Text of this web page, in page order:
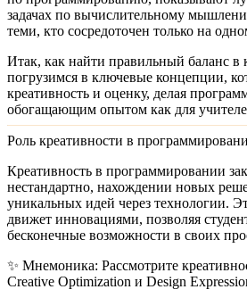
задачах по вычислительному
теми, кто сосредоточен только на
Итак, как найти правильный баланс в
погрузимся в ключевые концепции,
креативность и оценку, делая
обогащающим опытом как для
Роль креативности в
Креативность в программировании
нестандартно, нахождении новых
уникальных идей через технологии.
движет инновациями, позволяя
бесконечные возможности в своих
✨ Мнемоника: Рассмотрите
Creative Optimization и Design E